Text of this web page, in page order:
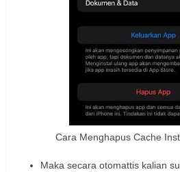
Cara Menghapus Cache
Maka secara otomattis kalian